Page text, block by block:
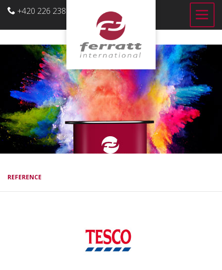
+420 226 238 700
CZ
REFERENCE